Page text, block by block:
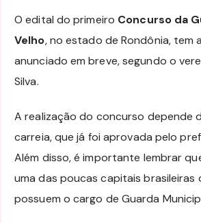
O edital do primeiro Concurso da
Velho, no estado de Rondônia, tem
anunciado em breve, segundo o
Silva.
A realização do concurso depende
carreia, que já foi aprovada pelo
Além disso, é importante lembrar
uma das poucas capitais brasileiras
possuem o cargo de Guarda